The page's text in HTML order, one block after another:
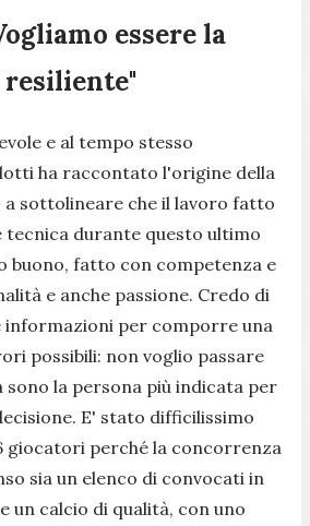
essere la
resiliente"
e al tempo stesso
ha raccontato l'origine della
a sottolineare che il lavoro fatto
tecnica durante questo ultimo
buono, fatto con competenza e
e anche passione. Credo di
informazioni per comporre una
possibili: non voglio passare
la persona più indicata per
E' stato difficilissimo
giocatori perché la concorrenza
sia un elenco di convocati in
un calcio di qualità, con uno